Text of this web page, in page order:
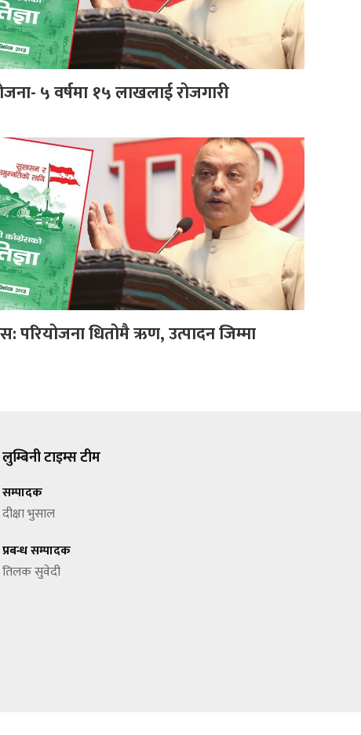
५ वर्षमा १५ लाखलाई रोजगारी
परियोजना धितोमै ऋण, उत्पादन जिम्मा
लुम्बिनी टाइम्स टीम
सम्पादक
दीक्षा भुसाल
प्रबन्ध सम्पादक
तिलक सुवेदी